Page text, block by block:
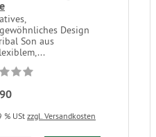
Design
Son aus
% USt zzgl. Versandkosten